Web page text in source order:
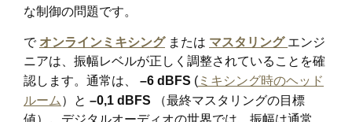
な制御の問題です。
で オンラインミキシングまたは マスタリング エンジ
ニアは、振幅レベルが正しく調整されていることを確
認します。通常は、 –6 dBFS ( ミキシング時のヘッド
ルーム ）と –0,1 dBFS （最終マスタリングの目標